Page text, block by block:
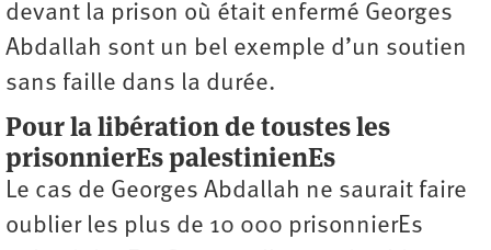
devant la prison où était enfermé Georges
Abdallah sont un bel exemple d’un soutien
sans faille dans la durée.
Pour la libération de toustes les
prisonnierEs palestinienEs
Le cas de Georges Abdallah ne saurait faire
oublier les plus de 10 000 prisonnierEs